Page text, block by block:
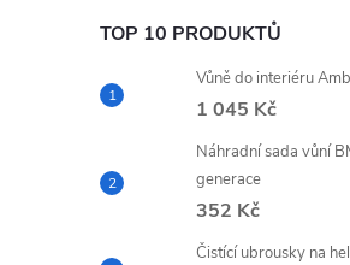
TOP 10 PRODUKTŮ
Vůně do interiéru
1 045 Kč
Náhradní sada vůní
generace
352 Kč
Čistící ubrousky na